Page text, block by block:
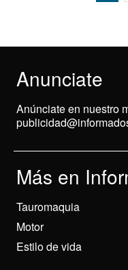
Anunciate
Anúnciate en nuestro
Más en
Tauromaquia
Motor
Estilo de vida